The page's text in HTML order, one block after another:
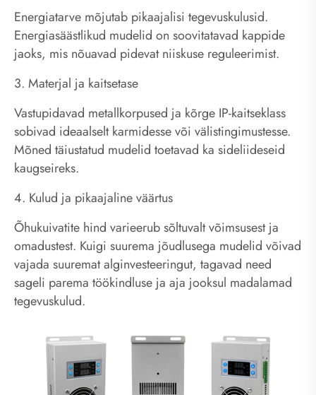
Energiatarve mõjutab pikaajalisi tegevuskulusid.
Energiasäästlikud mudelid on soovitatavad kappide
jaoks, mis nõuavad pidevat niiskuse reguleerimist.
3. Materjal ja kaitsetase
Vastupidavad metallkorpused ja kõrge IP-kaitseklass
sobivad ideaalselt karmidesse või välistingimustesse.
Mõned täiustatud mudelid toetavad ka sideliideseid
kaugseireks.
4. Kulud ja pikaajaline väärtus
Õhukuivatite hind varieerub sõltuvalt võimsusest ja
omadustest. Kuigi suurema jõudlusega mudelid võivad
vajada suuremat alginvesteeringut, tagavad need
sageli parema töökindluse ja aja jooksul madalamad
tegevuskulud.